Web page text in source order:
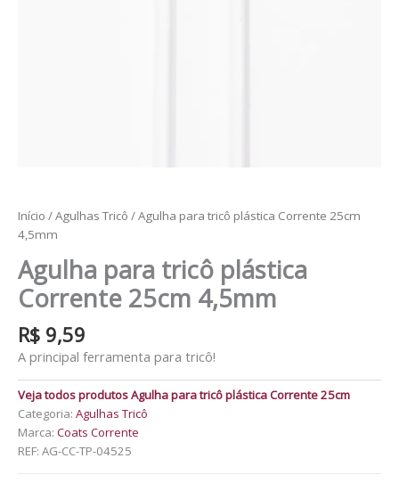
Início /Agulhas Tricô / Agulha para tricô plástica Corrente 25cm
4,5mm
Agulha para tricô plástica
Corrente 25cm 4,5mm
R$ 9,59
A principal ferramenta para tricô!
Veja todos produtos Agulha para tricô plástica Corrente 25cm
Categoria: Agulhas Tricô
Marca: Coats Corrente
REF: AG-CC-TP-04525